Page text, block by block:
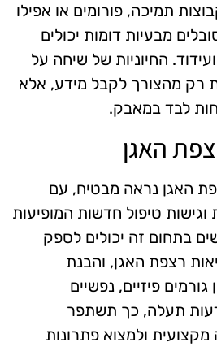
תמיכה, פורומים או אפילו
מבעיות דומות יכולים
החיוניות של שיחה על
רק מהצורך לקבל מידע, אלא
לבד במאבק.
האגן
האגן נראה מבטיח, עם
וגישות טיפול חדשות המופיעות
בתחום זה יכולים לספק
רצפת האגן, והבנת
פיזיים, נפשיים
תעלה, כך תשתפר
ולמצוא פתרונות